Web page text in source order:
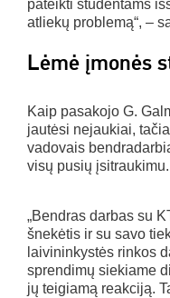
pateikti studentams
atliekų problemą“, –
Lėmė įmonės
Kaip pasakojo G.
jautėsi nejaukiai,
vadovais
visų pusių įsitraukimu.
„Bendras darbas su
šnekėtis ir su savo
laivininkystės rinkos
sprendimų siekiame
jų teigiamą reakciją.